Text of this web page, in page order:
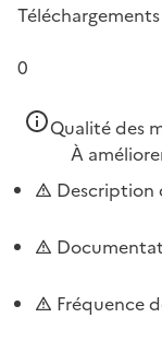
Téléchargements
0
Qualité des
À
Description
Fréquence